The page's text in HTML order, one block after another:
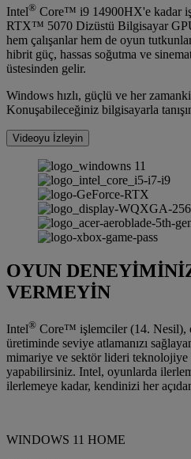
Intel® Core™ i9 14900HX'e kadar
RTX™ 5070 Dizüstü Bilgisayar
hem çalışanlar hem de oyun
hibrit güç, hassas soğutma ve
üstesinden gelir.
Windows hızlı, güçlü ve her
Konuşabileceğiniz bilgisayarla
Videoyu İzleyin
OYUN
VERMEYİN
Intel® Core™ işlemciler (14. Nesil),
üretiminde seviye atlamanızı
mimariye ve sektör lideri teknolojiye
yapabilirsiniz. Intel, oyunlarda
ilerlemeye kadar, kendinizi her
WINDOWS 11 HOME